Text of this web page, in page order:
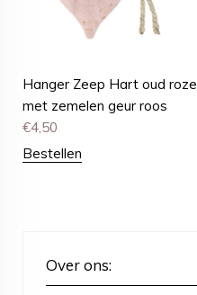
Hanger Zeep Hart oud roze
met zemelen geur roos
€4,50
Bestellen
Over ons: